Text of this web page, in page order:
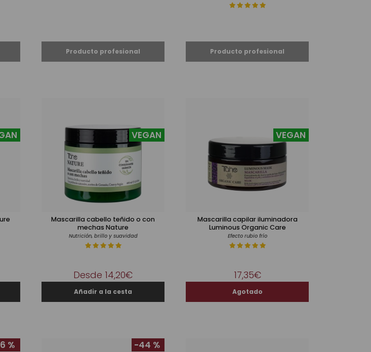
Mascarilla cabello teñido o con
mechas Nature
Nutrición, brillo y suavidad
VEGAN
Desde 14,20€
Mascarilla capilar iluminadora
Luminous Organic Care
Efecto rubio frío
VEGAN
17,35€
% -44 %